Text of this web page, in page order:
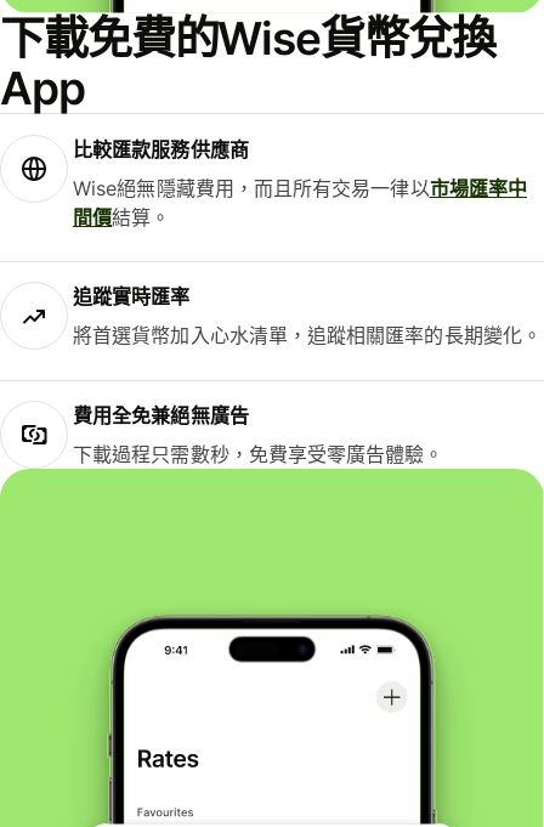
下載免費的Wise貨幣兌換
App
比較匯款服務供應商
Wise絕無隱藏費用，而且所有交易一律以市場匯率中
間價結算。
追蹤實時匯率
將首選貨幣加入心水清單，追蹤相關匯率的長期變化。
費用全免兼絕無廣告
下載過程只需數秒，免費享受零廣告體驗。